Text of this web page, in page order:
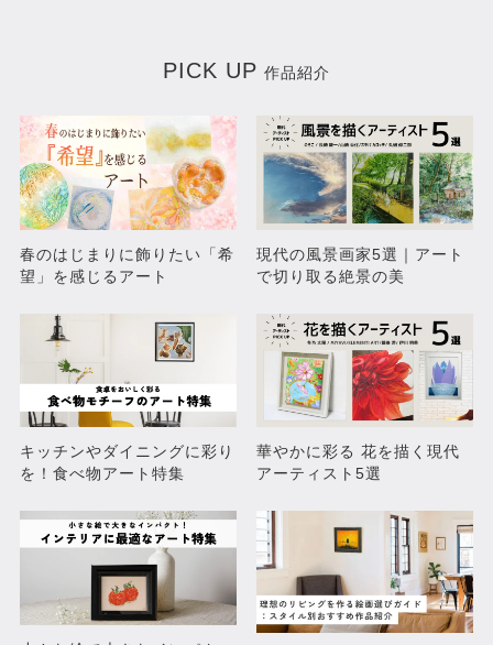
鳥類の研究
¥93,500
¥297,000
青い海
¥50,600
PICK UP 作品紹介
春のはじまりに飾りたい「希
望」を感じるアート
現代の風景画家5選｜アート
で切り取る絶景の美
キッチンやダイニングに彩り
を！食べ物アート特集
華やかに彩る 花を描く現代
アーティスト5選